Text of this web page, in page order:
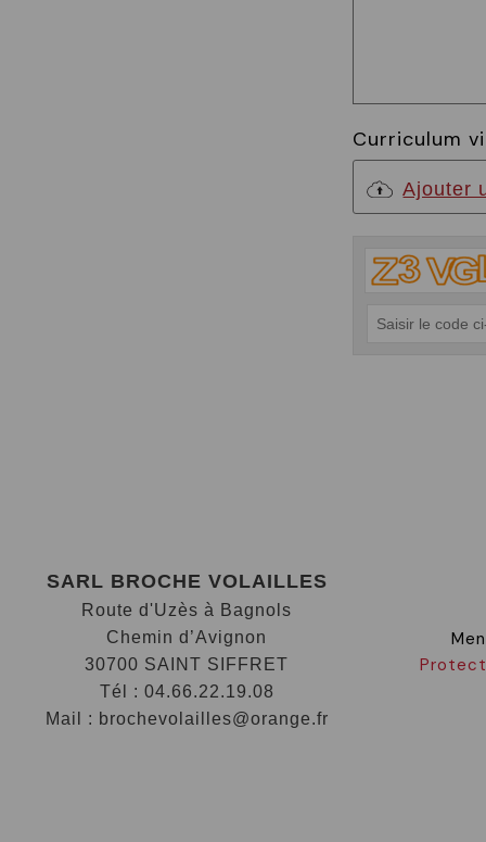
Curriculum
Ajouter
SARL BROCHE VOLAILLES
Route d'Uzès à Bagnols
Chemin d’Avignon
30700 SAINT SIFFRET
Tél : 04.66.22.19.08
Mail : brochevolailles@orange.fr